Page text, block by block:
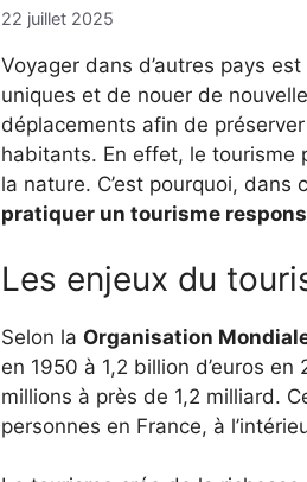
22 juillet 2025
Voyager dans d’autres pays
uniques et de nouer de
déplacements afin de
habitants. En effet, le tourisme
la nature. C’est pourquoi,
pratiquer un tourisme
Les enjeux du
Selon la Organisation
en 1950 à 1,2 billion d’euros
millions à près de 1,2 milliard.
personnes en France, à